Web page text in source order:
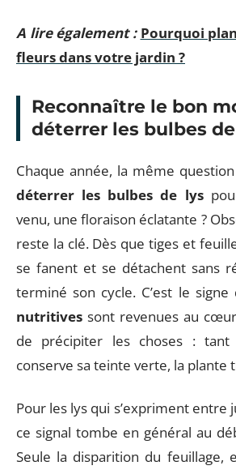
A lire également : Pourquoi
fleurs dans votre jardin ?
Reconnaître le bon
déterrer les bulbes
Chaque année, la même
déterrer les bulbes de lys
venu, une floraison éclatante ?
reste la clé. Dès que tiges et
se fanent et se détachent sans
terminé son cycle. C’est le signe
nutritives sont revenues au
de précipiter les choses :
conserve sa teinte verte, la plante
Pour les lys qui s’expriment entre
ce signal tombe en général au
Seule la disparition du feuillage,